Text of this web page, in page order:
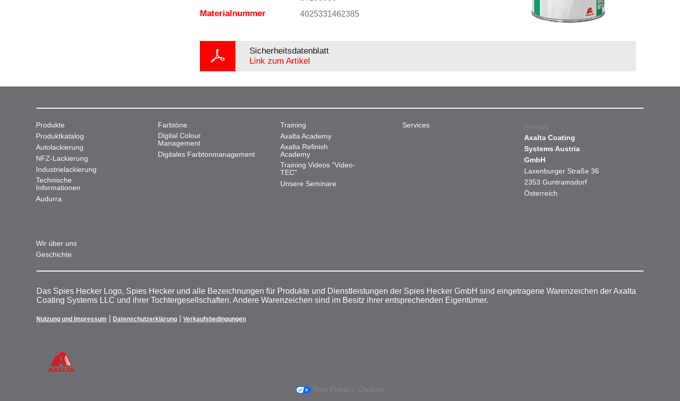
Materialnummer 4025331462385
Sicherheitsdatenblatt
Link zum Artikel
Produkte
Produktkatalog
Autolackierung
NFZ-Lackierung
Industrielackierung
Technische
Informationen
Audurra
Farbtöne
Digital Colour
Management
Digitales Farbtonmanagement
Training
Axalta Academy
Axalta Refinish
Academy
Training Videos "Video-
TEC"
Unsere Seminare
Services
Wir über uns
Geschichte
Kontakt
Axalta Coating
Systems Austria
GmbH
Laxenburger Straße 36
2353 Guntramsdorf
Österreich
Das Spies Hecker Logo, Spies Hecker und alle Bezeichnungen für Produkte und Dienstleistungen der Spies Hecker GmbH sind eingetragene Warenzeichen der Axalta
Coating Systems LLC und ihrer Tochtergesellschaften. Andere Warenzeichen sind im Besitz ihrer entsprechenden Eigentümer.
Nutzung und Impressum Datenschutzerklärung Verkaufsbedingungen
Your Privacy Choices